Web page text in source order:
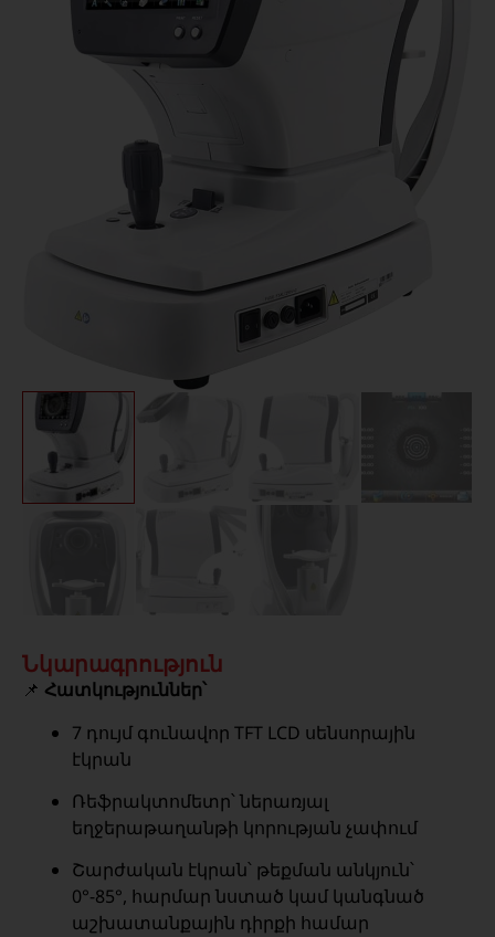
Նկարագրություն
📌 Հատկություններ՝
7 դույմ գունավոր TFT LCD սենսորային
էկրան
Ռեֆրակտոմետր՝ ներառյալ
եղջերաթաղանթի կորության չափում
Շարժական էկրան՝ թեքման անկյուն՝
0°-85°, հարմար նստած կամ կանգնած
աշխատանքային դիրքի համար